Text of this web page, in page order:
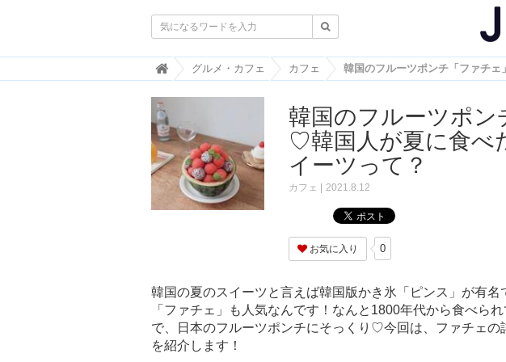
韓
国
ト
ン
ド
情
報
・
国
J
O
A
H
-
グルメ・カフェ カフェ
韓国のフルーツポン
♡韓国人が夏に食べ
イーツって？
カフェ 2021.8.12
お気に入り 0
韓国の夏のスイーツと言えば韓国版かき氷「ピンス」が有
「ファチェ」も人気なんです！なんと1800年代から食べら
で、日本のフルーツポンチにそっくり♡今回は、ファチェの
を紹介します！